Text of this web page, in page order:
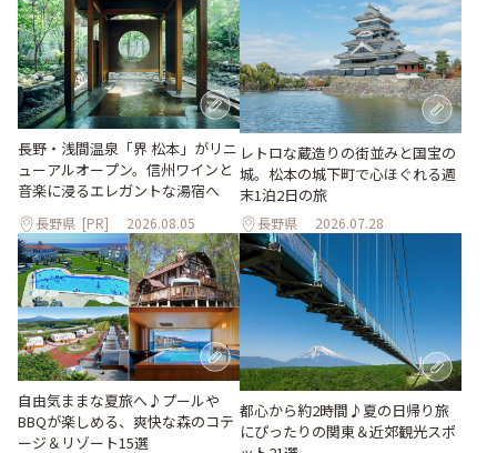
長野・浅間温泉「界 松本」がリニ
ューアルオープン。信州ワインと
音楽に浸るエレガントな湯宿へ
長野県 [PR] 2026.08.05
レトロな蔵造りの街並みと国宝の
城。松本の城下町で心ほぐれる週
末1泊2日の旅
長野県 2026.07.28
自由気ままな夏旅へ♪プールや
BBQが楽しめる、爽快な森のコテ
ージ＆リゾート15選
都心から約2時間♪夏の日帰り旅
にぴったりの関東＆近郊観光スポ